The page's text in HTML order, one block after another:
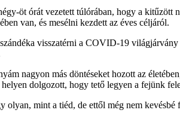
öt órát vezetett túlórában, hogy a
van, és mesélni kezdett az éves céljáról.
visszatérni a COVID-19
nagyon más döntéseket hozott az
dolgozott, hogy tető legyen a fejünk